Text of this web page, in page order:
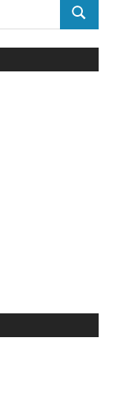
SEARCH